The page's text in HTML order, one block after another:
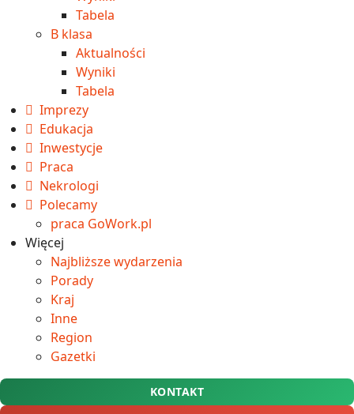
Tabela
B klasa
Aktualności
Wyniki
Tabela
Imprezy
Edukacja
Inwestycje
Praca
Nekrologi
Polecamy
praca GoWork.pl
Więcej
Najbliższe wydarzenia
Porady
Kraj
Inne
Region
Gazetki
KONTAKT